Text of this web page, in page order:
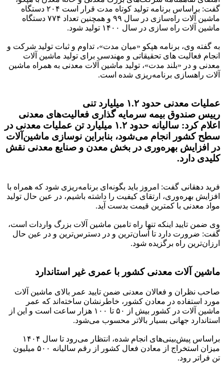
گفت: براساس برنامه تولید کوتاه مدت قرار است ۲۰۴ دستگاه
ماشین آلات راه‌سازی در سال ۹۹ و همچنین تعداد ۷۷۴ دستگاه
ماشین آلات راه سازی در سال ۱۴۰۰ تولید شود.
به گفته وی، برنامه هپکو «میان مدت»، تداوم و ثبات تولید شرکت و
انجام فعالیت های تحقیقاتی و مهندسی برای تولید ماشین آلات
معدنی و در «بلند مدت»، تولید ماشین آلات معدنی به همراه ماشین
آلات راهسازی برنامه‌ریزی شده است.
عملیات معدنی حدود ۱.۲ میلیارد تنی
رییس صندوق بیمه سرمایه گذاری فعالیت‌های معدنی
اعلام کرد: سالیانه حدود ۱.۲ میلیارد تن عملیات معدنی در
سطح کشور انجام می‌شود، بنابراین نوسازی ماشین‌آلات
در افزایش بهره‌وری در بخش معدن و صنایع معدنی نقش
کلیدی دارد.
فرید دهقانی گفت: امروز باید بگونه‌ای برنامه‌ریزی شود که همراه با
افزایش بهره‌وری، ارتقای کیفیت را داشته باشیم، در عین حال تولید
مواد معدنی با کمترین قیمت بدست آید.
وی ضمن تایید اینکه تنها راه تامین ماشین آلات بزرگ واردات است،
گفت: ضرورت دارد تا آسان‌ترین و در دسترس‌ترین و در عین حال
ارزان‌ترین راه برگزیده شود.
ماشین آلات معدنی کشور با عمری غیر استاندارد
صاحب نظران و فعالان معدنی ضمن تایید عمر بالای ماشین آلات
مورد استفاده در معادن کشور، خاطرنشان ساخته‌اند که عمر
ماشین آلات در کشور بیش از ۵۰ تا ۱۰۰ هزار ساعت است و این از
استاندارد جهانی بسیار بالاتر محسوب می‌شود.
براساس پیش‌بینی‌های انجام شده، انتظار می‌رود تا سال ۱۴۰۴
میزان استخراج از معادن فعال کشور از رقم سالیانه ۵۰۰ میلیون
تن فراتر رود.